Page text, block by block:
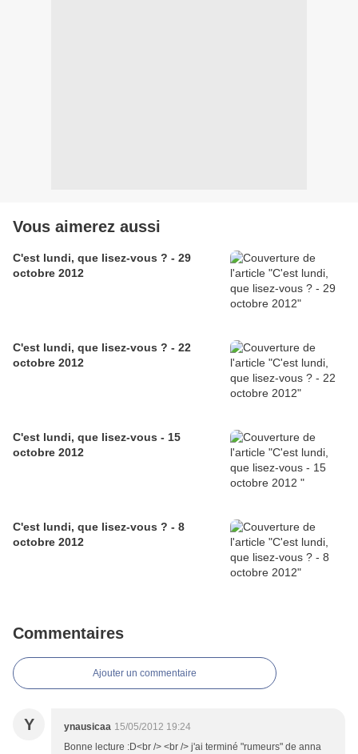
Vous aimerez aussi
C'est lundi, que lisez-vous ? - 29
octobre 2012
C'est lundi, que lisez-vous ? - 22
octobre 2012
C'est lundi, que lisez-vous - 15
octobre 2012
C'est lundi, que lisez-vous ? - 8
octobre 2012
Commentaires
Ajouter un commentaire
Y ynausicaa 15/05/2012 19:24
Bonne lecture :D<br /> <br /> j'ai terminé "rumeurs" de anna